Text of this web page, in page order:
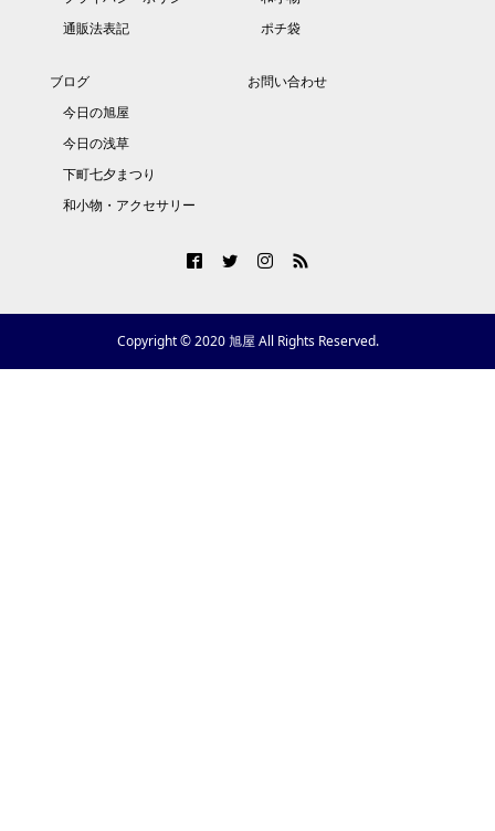
通販法表記
ポチ袋
ブログ
今日の旭屋
今日の浅草
下町七夕まつり
和小物・アクセサリー
お問い合わせ
Copyright © 2020 旭屋 All Rights Reserved.